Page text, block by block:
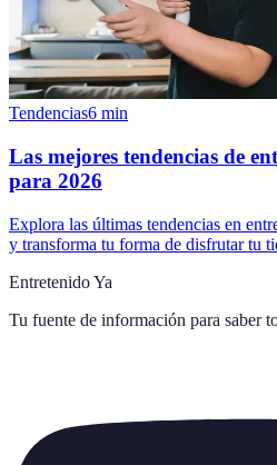
Tendencias6 min
Las mejores tendencias de
para 2026
Explora las últimas tendencias en
y transforma tu forma de disfrutar tu
Entretenido Ya
Tu fuente de información para saber